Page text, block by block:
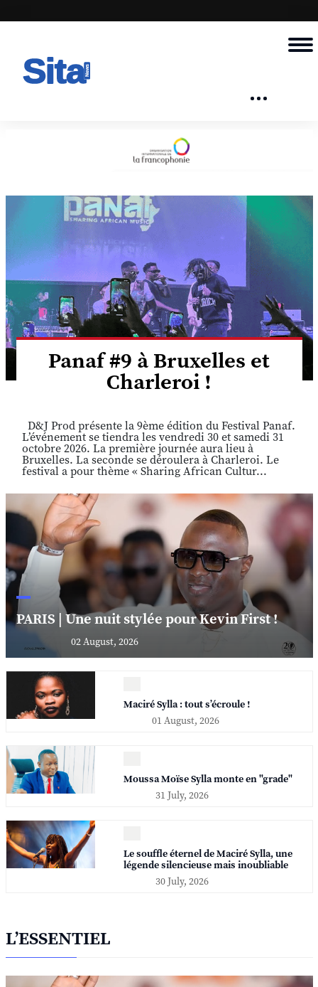
Panaf #9 à Bruxelles et
Charleroi !
D&J Prod présente la 9ème édition du Festival Panaf.
L’événement se tiendra les vendredi 30 et samedi 31
octobre 2026. La première journée aura lieu à
Bruxelles. La seconde se déroulera à Charleroi. Le
festival a pour thème « Sharing African Cultur...
PARIS | Une nuit stylée pour Kevin First !
02 August, 2026
Maciré Sylla : tout s’écroule !
01 August, 2026
Moussa Moïse Sylla monte en "grade"
31 July, 2026
Le souffle éternel de Maciré Sylla, une
légende silencieuse mais inoubliable
30 July, 2026
L’ESSENTIEL